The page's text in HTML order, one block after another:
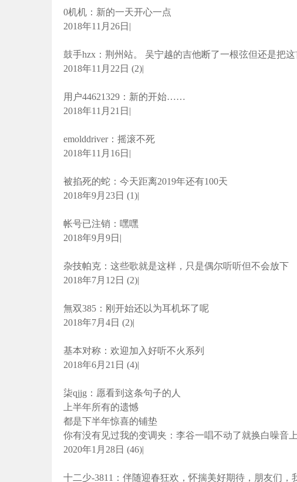
0机机：新的一天开心一点
2018年11月26日|
鼓手hzx：荆州站。 吴宁越的吉他断了一根弦但还是把
2018年11月22日 (2)|
用户44621329：新的开始……
2018年11月21日|
emolddriver：摇滚不死
2018年11月16日|
被掐死的蛇：今天距离2019年还有100天
2018年9月23日 (1)|
帐号已注销：嘿嘿
2018年9月9日|
杂技帕克：这些歌就是这样，只是偶尔听听但不会放下
2018年7月12日 (2)|
無双385：刚开始还以为耳机坏了呢
2018年7月4日 (2)|
基本对称：欢迎加入好听不火系列
2018年6月21日 (4)|
柒qjjg：愿看到这条句子的人
上半年所有的遗憾
都是下半年惊喜的铺垫
你有没有见过我的变调夹：李谷一唱不动了就换白噪音
2020年1月28日 (46)|
十二少-3811：伴随迎春狂欢，怀揣美好期待，朋友们